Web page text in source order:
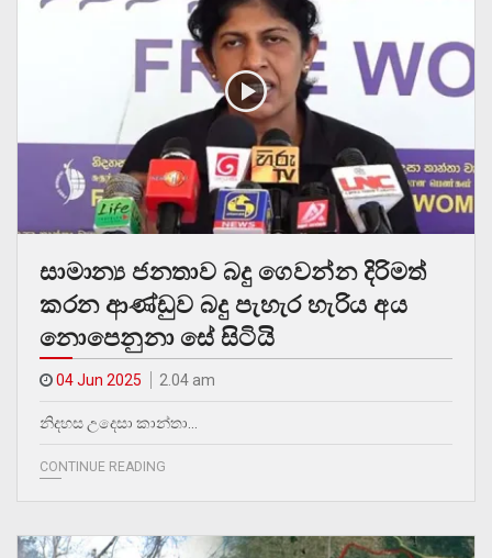
සාමාන්‍ය ජනතාව බදු ගෙවන්න දිරිමත්
කරන ආණ්ඩුව බදු පැහැර හැරිය අය
නොපෙනුනා සේ සිටියි
04 Jun 2025 2.04 am
නිදහස උදෙසා කාන්තා…
CONTINUE READING